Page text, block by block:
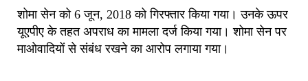
शोमा सेन को 6 जून, 2018 को गिरफ्तार किया गया। उनके ऊपर
यूएपीए के तहत अपराध का मामला दर्ज किया गया। शोमा सेन पर
माओवादियों से संबंध रखने का आरोप लगाया गया।